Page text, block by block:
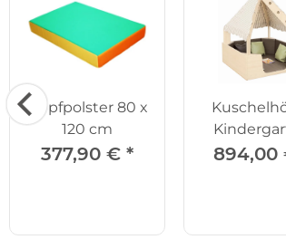
Hüpfpolster 80 x
120 cm
377,90 € * 894,00